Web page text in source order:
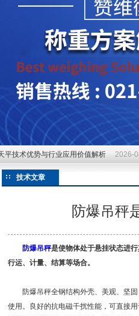
平技术优势与行业应用价值解析 2026-
平技术优势与行业应用价值解析 2026-
平技术优势与行业应用价值解析
技术文章
防爆吊秤
防爆吊秤是使物体处于悬挂状态进
行运、计量、结算等场合。
防爆吊秤全钢结构外壳、美观、坚固
使用。良好的抗电磁干扰性能，可直接